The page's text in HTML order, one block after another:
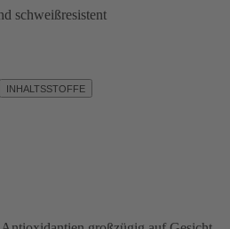
schweißresistent
INHALTSSTOFFE